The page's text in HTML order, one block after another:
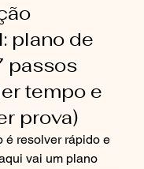
plano de
passos
tempo e
prova)
é resolver rápido e
vai um plano